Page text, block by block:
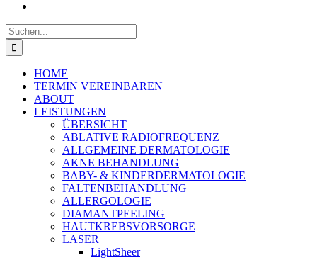
Suche
nach:
HOME
TERMIN VEREINBAREN
ABOUT
LEISTUNGEN
ÜBERSICHT
ABLATIVE RADIOFREQUENZ
ALLGEMEINE DERMATOLOGIE
AKNE BEHANDLUNG
BABY- & KINDERDERMATOLOGIE
FALTENBEHANDLUNG
ALLERGOLOGIE
DIAMANTPEELING
HAUTKREBSVORSORGE
LASER
LightSheer